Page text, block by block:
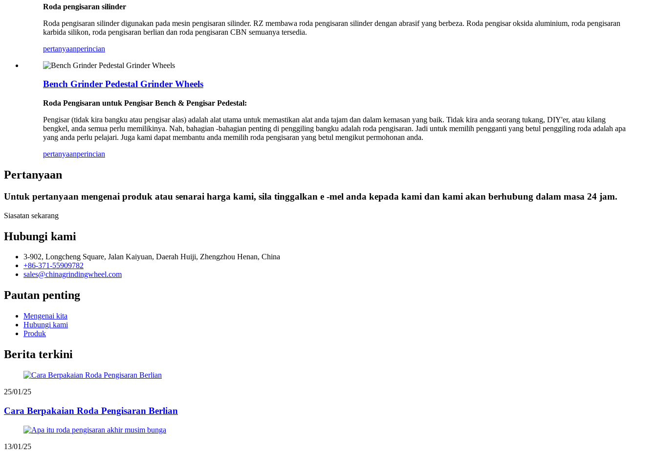
Roda pengisaran silinder
Roda pengisaran silinder digunakan pada mesin pengisaran silinder. RZ membawa roda pengisaran silinder dengan abrasif yang berbeza. Roda pengisar oksida aluminium, roda pengisaran
karbida silikon, roda pengisaran berlian dan roda pengisaran CBN semuanya tersedia.
pertanyaanperincian
Bench Grinder Pedestal Grinder Wheels
Roda Pengisaran untuk Pengisar Bench & Pengisar Pedestal:
Pengisar (tidak kira bangku atau pengisar alas) adalah alat utama untuk memastikan alat anda tajam dan dalam kemasan yang baik. Tidak kira anda seorang tukang, DIY'er, atau kilang
bengkel, anda semua perlu memilikinya. Nah, bahagian -bahagian penting di penggiling bangku adalah roda pengisaran. Jadi untuk memilih pengganti yang betul penggiling roda adalah apa
yang anda perlu pelajari. Juga kami dapat membantu anda memilih roda pengisaran yang betul mengikut permohonan anda.
pertanyaanperincian
Pertanyaan
Untuk pertanyaan mengenai produk atau senarai harga kami, sila tinggalkan e -mel anda kepada kami dan kami akan berhubung dalam masa 24 jam.
Siasatan sekarang
Hubungi kami
3-902, Longcheng Square, Jalan Kaiyuan, Daerah Huiji, Zhengzhou Henan, China
+86-371-55909782
sales@chinagrindingwheel.com
Pautan penting
Mengenai kita
Hubungi kami
Produk
Berita terkini
25/01/25
Cara Berpakaian Roda Pengisaran Berlian
13/01/25